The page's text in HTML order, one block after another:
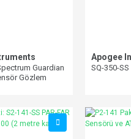
Guardian
Gözlem
Apogee
SQ-350-